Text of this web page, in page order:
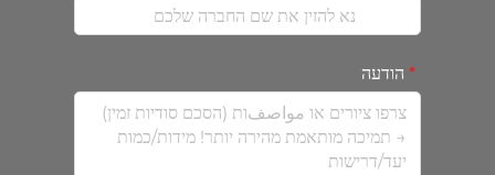
הודעה